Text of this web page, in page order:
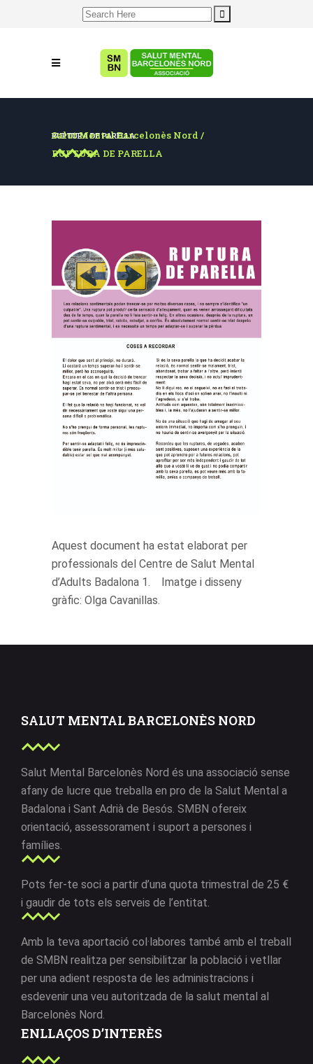
Search
RUPTURA DE PARELLA
Salut Mental Barcelonès Nord /
RUPTURA DE PARELLA
Aquest document ha estat elaborat per
professionals del Centre de Salut Mental
d’Adults Badalona 1. Imatge i disseny
gràfic: Olga Cavanillas.
SALUT MENTAL BARCELONÈS NORD
Salut Mental Barcelonès Nord és una associació sense
afany de lucre que treballa en pro de la Salut Mental a
Badalona i Sant Adrià de Besós. SMBN ofereix
orientació, assessorament i suport a persones i
famílies.
Pots fer-te soci a partir d’una quota trimestral de 25 €
i gaudir de tots els serveis de l’entitat.
Amb la teva aportació col·labores també amb el treball
de SMBN realitza per sensibilitzar la població i vetllar
per una adient resposta de les administracions i
esdevenir una veu autoritzada de la salut mental al
Barcelonès Nord.
ENLLAÇOS D’INTERÈS